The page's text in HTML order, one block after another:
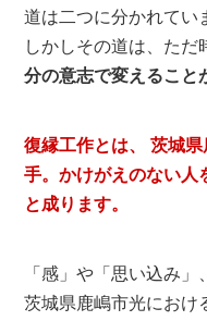
道は二つに分かれてい
しかしその道は、ただ
分の意志で変えること
復縁工作とは、 茨城
手。かけがえのない人
と成ります。
「感」や「思い込み
茨城県鹿嶋市光におけ